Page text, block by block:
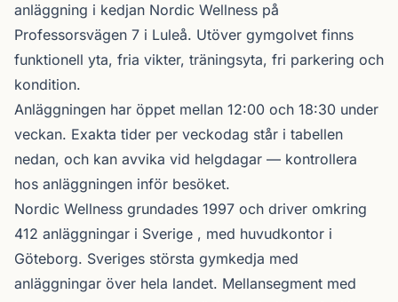
anläggning i kedjan Nordic Wellness på
Professorsvägen 7 i Luleå. Utöver gymgolvet finns
funktionell yta, fria vikter, träningsyta, fri parkering och
kondition.
Anläggningen har öppet mellan 12:00 och 18:30 under
veckan. Exakta tider per veckodag står i tabellen
nedan, och kan avvika vid helgdagar — kontrollera
hos anläggningen inför besöket.
Nordic Wellness grundades 1997 och driver omkring
412 anläggningar i Sverige , med huvudkontor i
Göteborg. Sveriges största gymkedja med
anläggningar över hela landet. Mellansegment med